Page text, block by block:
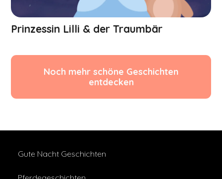
Prinzessin Lilli & der Traumbär
Noch mehr schöne Geschichten
entdecken
Gute Nacht Geschichten